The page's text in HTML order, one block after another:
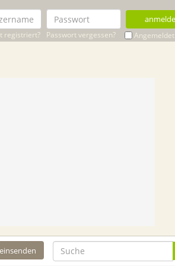
registriert? Passwort vergessen?